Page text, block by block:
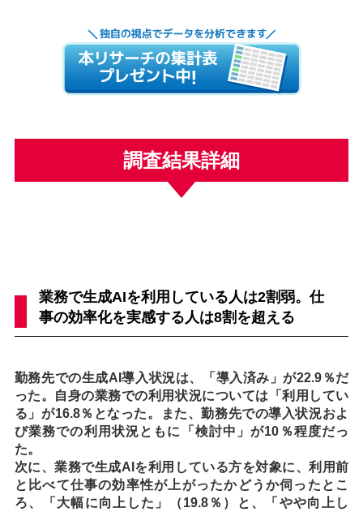
調査結果詳細
業務で生成AIを利用している人は2割弱。仕
事の効率化を実感する人は8割を超える
勤務先での生成AI導入状況は、「導入済み」が22.9％だ
った。自身の業務での利用状況については「利用してい
る」が16.8％となった。また、勤務先での導入状況およ
び業務での利用状況ともに「検討中」が10％程度だっ
た。
次に、業務で生成AIを利用している方を対象に、利用前
と比べて仕事の効率性が上がったかどうか伺ったとこ
ろ、「大幅に向上した」（19.8％）と、「やや向上し